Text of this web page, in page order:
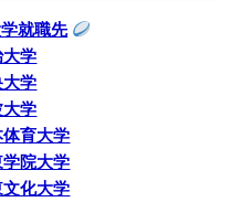
就職先
大学
大学
大学
体育大学
学院大学
文化大学